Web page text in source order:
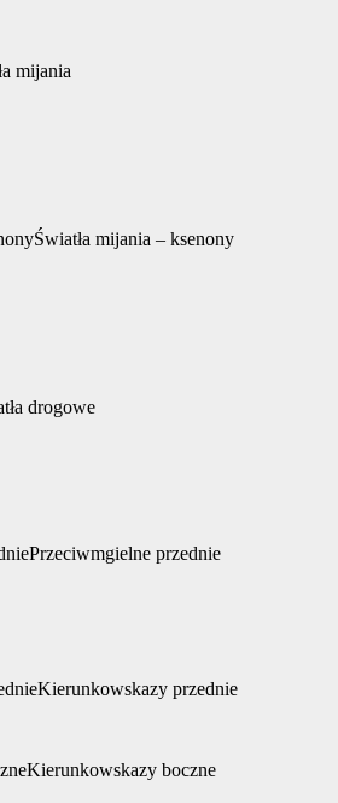
mijania
Światła mijania – ksenony
drogowe
Przeciwmgielne przednie
Kierunkowskazy przednie
Kierunkowskazy boczne